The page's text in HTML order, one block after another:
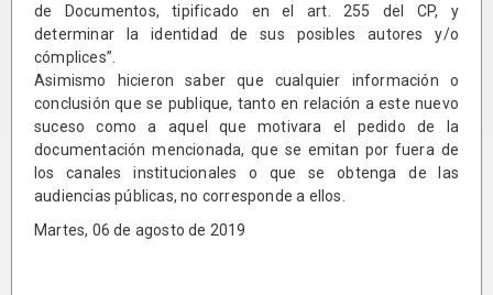
de Documentos, tipificado en el art. 255 del CP, y
determinar la identidad de sus posibles autores y/o
cómplices”.
Asimismo hicieron saber que cualquier información o
conclusión que se publique, tanto en relación a este nuevo
suceso como a aquel que motivara el pedido de la
documentación mencionada, que se emitan por fuera de
los canales institucionales o que se obtenga de las
audiencias públicas, no corresponde a ellos.
Martes, 06 de agosto de 2019